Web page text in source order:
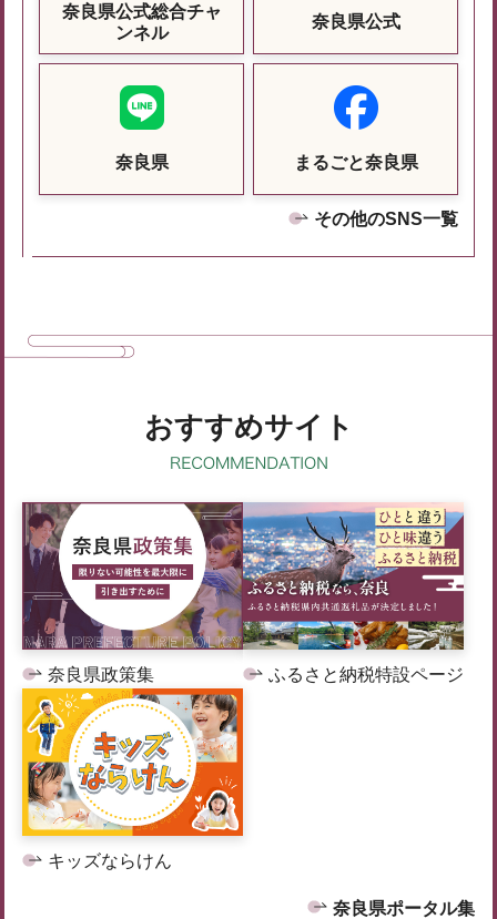
奈良県公式総合チャ
ンネル
奈良県公式
奈良県 まるごと奈良県
その他のSNS一覧
おすすめサイト
奈良県政策集 ふるさと納税特設ページ
キッズならけん
奈良県ポータル集